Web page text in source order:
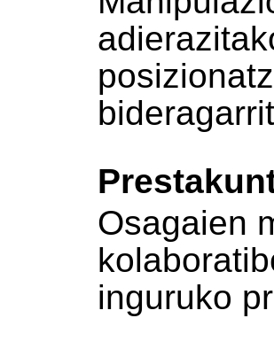
Osagaien
inguruko